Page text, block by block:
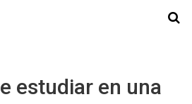
estudiar en una